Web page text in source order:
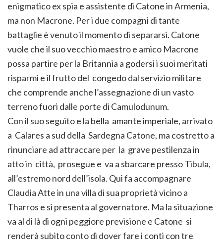
enigmatico ex spia e assistente di Catone in Armenia,
ma non Macrone. Per i due compagni di tante
battaglie è venuto il momento di separarsi. Catone
vuole che il suo vecchio maestro e amico Macrone
possa partire per la Britannia a godersi i suoi meritati
risparmi e il frutto del congedo dal servizio militare
che comprende anche l’assegnazione di un vasto
terreno fuori dalle porte di Camulodunum.
Con il suo seguito e la bella amante imperiale, arrivato
a Calares a sud della Sardegna Catone, ma costretto a
rinunciare ad attraccare per la grave pestilenza in
atto in città, prosegue e va a sbarcare presso Tibula,
all’estremo nord dell’isola. Qui fa accompagnare
Claudia Atte in una villa di sua proprietà vicino a
Tharros e si presenta al governatore. Ma la situazione
va al di là di ogni peggiore previsione e Catone si
renderà subito conto di dover fare i conti con tre